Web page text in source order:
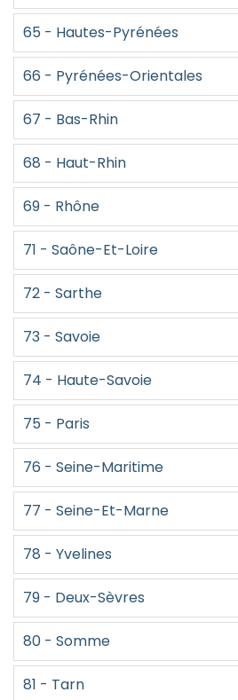
65 - Hautes-Pyrénées
66 - Pyrénées-Orientales
67 - Bas-Rhin
68 - Haut-Rhin
69 - Rhône
71 - Saône-Et-Loire
72 - Sarthe
73 - Savoie
74 - Haute-Savoie
75 - Paris
76 - Seine-Maritime
77 - Seine-Et-Marne
78 - Yvelines
79 - Deux-Sèvres
80 - Somme
81 - Tarn